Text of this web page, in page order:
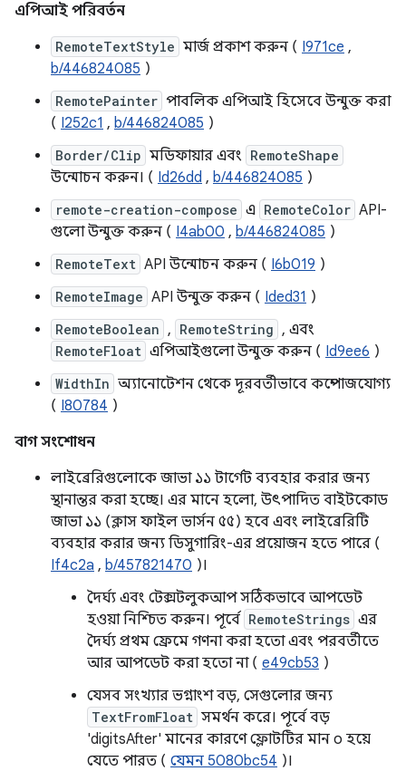
এপিআই পরিবর্তন
RemoteTextStyle মার্জ প্রকাশ করুন ( I971ce ,
b/446824085 )
RemotePainter পাবলিক এপিআই হিসেবে উন্মুক্ত করা
( I252c1 , b/446824085 )
Border/Clip মডিফায়ার এবং RemoteShape
উন্মোচন করুন। ( Id26dd , b/446824085 )
remote-creation-compose এ RemoteColor API-
গুলো উন্মুক্ত করুন ( I4ab00 , b/446824085 )
RemoteText API উন্মোচন করুন ( I6b019 )
RemoteImage API উন্মুক্ত করুন ( Ided31 )
RemoteBoolean , RemoteString , এবং
RemoteFloat এপিআইগুলো উন্মুক্ত করুন ( Id9ee6 )
WidthIn অ্যানোটেশন থেকে দূরবর্তীভাবে কম্পোজযোগ্য
( I80784 )
বাগ সংশোধন
লাইব্রেরিগুলোকে জাভা ১১ টার্গেট ব্যবহার করার জন্য
স্থানান্তর করা হচ্ছে। এর মানে হলো, উৎপাদিত বাইটকোড
জাভা ১১ (ক্লাস ফাইল ভার্সন ৫৫) হবে এবং লাইব্রেরিটি
ব্যবহার করার জন্য ডিসুগারিং-এর প্রয়োজন হতে পারে (
If4c2a , b/457821470 )।
দৈর্ঘ্য এবং টেক্সটলুকআপ সঠিকভাবে আপডেট
হওয়া নিশ্চিত করুন। পূর্বে RemoteStrings এর
দৈর্ঘ্য প্রথম ফ্রেমে গণনা করা হতো এবং পরবর্তীতে
আর আপডেট করা হতো না ( e49cb53 )
যেসব সংখ্যার ভগ্নাংশ বড়, সেগুলোর জন্য
TextFromFloat সমর্থন করে। পূর্বে বড়
'digitsAfter' মানের কারণে ফ্লোটটির মান ০ হয়ে
যেতে পারত ( যেমন 5080bc54 )।